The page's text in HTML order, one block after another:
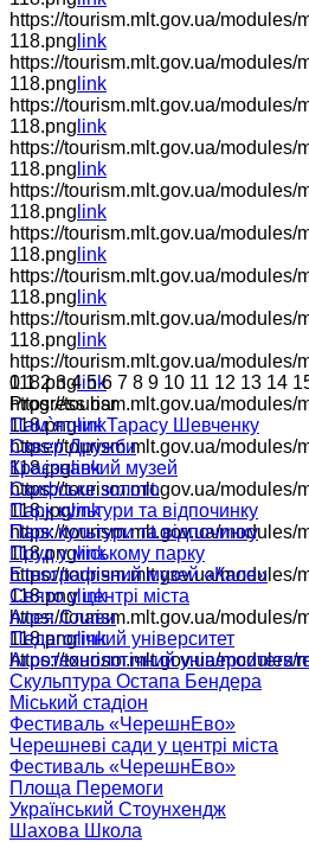
https://tourism.mlt.gov.ua/
118.png link
https://tourism.mlt.gov.ua/
118.png link
https://tourism.mlt.gov.ua/
118.png link
https://tourism.mlt.gov.ua/
118.png link
https://tourism.mlt.gov.ua/
118.png link
https://tourism.mlt.gov.ua/
118.png link
https://tourism.mlt.gov.ua/
118.png link
https://tourism.mlt.gov.ua/
118.png link
https://tourism.mlt.gov.ua/
118.pnglink
https://tourism.mlt.gov.ua/
118.pnglink
https://tourism.mlt.gov.ua/
118.jpglink
https://tourism.mlt.gov.ua/
118.jpglink
https://tourism.mlt.gov.ua/
118.pnglink
https://tourism.mlt.gov.ua/
118.pnglink
https://tourism.mlt.gov.ua/
118.pnglink
https://tourism.mlt.gov.ua/
0 1 2 3 4 5 6 7 8 9 10 11 12 13 14
Progress bar
Пам`ятник Тарасу Шевченку
Сквер Дружби
Краєзнавчий музей
Скифське золото
Парк культури та відпочинку
Парк культури та відпочинку
Пруд у міському парку
Етнографічний музей «Кале»
Свято у центрі міста
Алея Слави
Педагогічний університет
Агротехнологічний
Скульптура Остапа Бендера
Міський стадіон
Фестиваль «ЧерешнЕво»
Черешневі сади у центрі міста
Фестиваль «ЧерешнЕво»
Площа Перемоги
Український Стоунхендж
Шахова Школа